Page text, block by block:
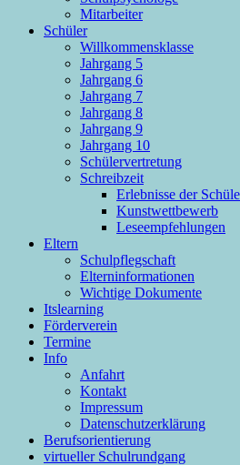
Mitarbeiter
Schüler
Willkommensklasse
Jahrgang 5
Jahrgang 6
Jahrgang 7
Jahrgang 8
Jahrgang 9
Jahrgang 10
Schülervertretung
Schreibzeit
Erlebnisse der
Kunstwettbewerb
Leseempfehlungen
Eltern
Schulpflegschaft
Elterninformationen
Wichtige Dokumente
Itslearning
Förderverein
Termine
Info
Anfahrt
Kontakt
Impressum
Datenschutzerklärung
Berufsorientierung
virtueller Schulrundgang